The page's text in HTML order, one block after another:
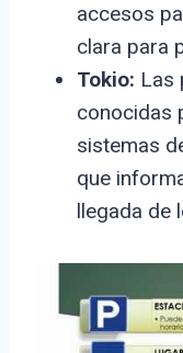
accesos
clara para
Tokio: Las
conocidas
sistemas
que
llegada de